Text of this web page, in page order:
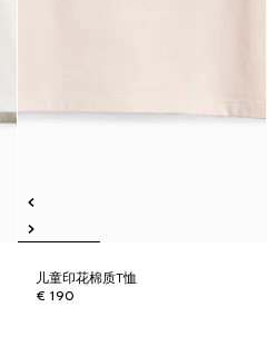
儿童印花棉质T恤
€ 190